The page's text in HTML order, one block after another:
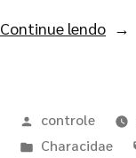
Continue lendo
controle
Characidae